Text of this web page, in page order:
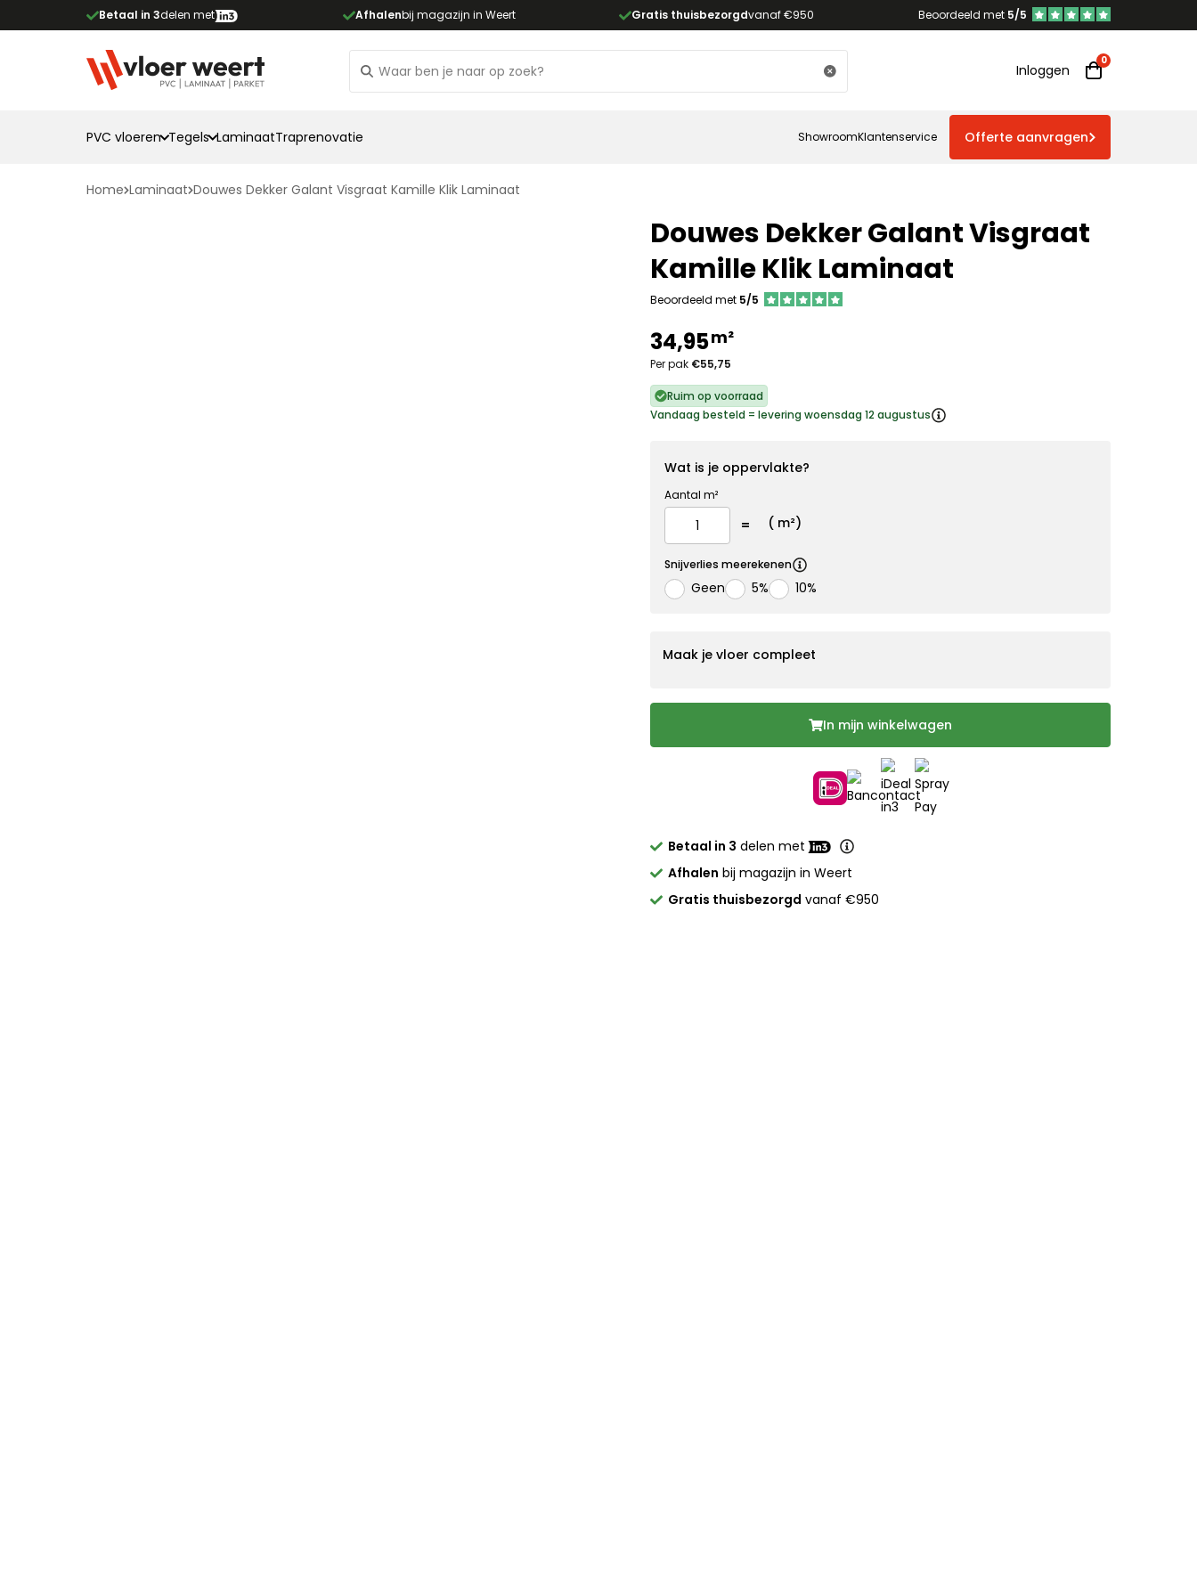
Betaal in 3delen met Afhalenbij magazijn in Weert Gratis thuisbezorgdvanaf €950 Beoordeeld met 5/5
Inloggen
PVC vloeren Tegels LaminaatTraprenovatie ShowroomKlantenservice Offerte aanvragen
Home Laminaat Douwes Dekker Galant Visgraat Kamille Klik Laminaat
Douwes Dekker Galant Visgraat
Kamille Klik Laminaat
Beoordeeld met 5/5
34,95m²
Per pak €55,75
Ruim op voorraad
Vandaag besteld = levering woensdag 12 augustus
Wat is je oppervlakte?
Aantal m²
( m²)
Snijverlies meerekenen
Geen 5% 10%
Maak je vloer compleet
In mijn winkelwagen
Betaal in 3 delen met
Afhalen bij magazijn in Weert
Gratis thuisbezorgd vanaf €950